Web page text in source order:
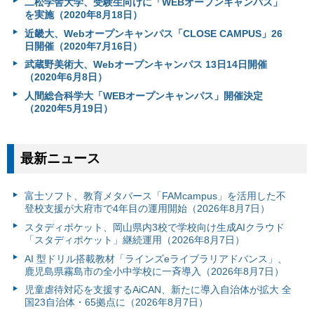
を実施（2020年8月18日）
近畿大、Webオープンキャンパス「CLOSE CAMPUS」26
日開催（2020年7月16日）
武蔵野美術大、Webオープンキャンパス 13日14日開催
（2020年6月8日）
人間総合科学大「WEBオープンキャンパス」開催決定
（2020年5月19日）
最新ニュース
富⼠ソフト、教育メタバース「FAMcampus」を活用した不
登校支援が大府市で4年目の運用開始（2026年8月7日）
スタディポケット、岡山県内3校で学校向け生成AIクラウド
「スタディポケット」継続運用（2026年8月7日）
AI 型ドリル搭載教材「ラインズeライブラリアドバンス」、
鹿児島県霧島市の全小中学校に一斉導入（2026年8月7日）
児童虐待対応を支援するAiCAN、新たに導入自治体が拡大 全
国23自治体・65拠点に（2026年8月7日）